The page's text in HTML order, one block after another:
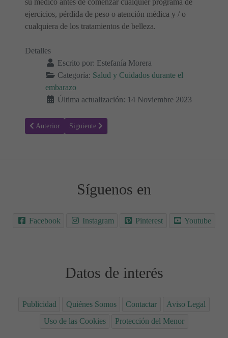
su médico antes de comenzar cualquier programa de
ejercicios, pérdida de peso o atención médica y / o
cualquiera de los tratamientos de belleza.
Detalles
Escrito por: Estefanía Morera
Categoría: Salud y Cuidados durante el
embarazo
Última actualización: 14 Noviembre 2023
Artículo anterior: Espina Bífida - Prevención y Detección en el
Anterior Artículo siguiente: Embarazo en Mujeres con Diabetes
Siguiente
Síguenos en
Facebook Instagram Pinterest Youtube
Datos de interés
Publicidad Quiénes Somos Contactar
Aviso Legal
Uso de las Cookies
Protección del Menor